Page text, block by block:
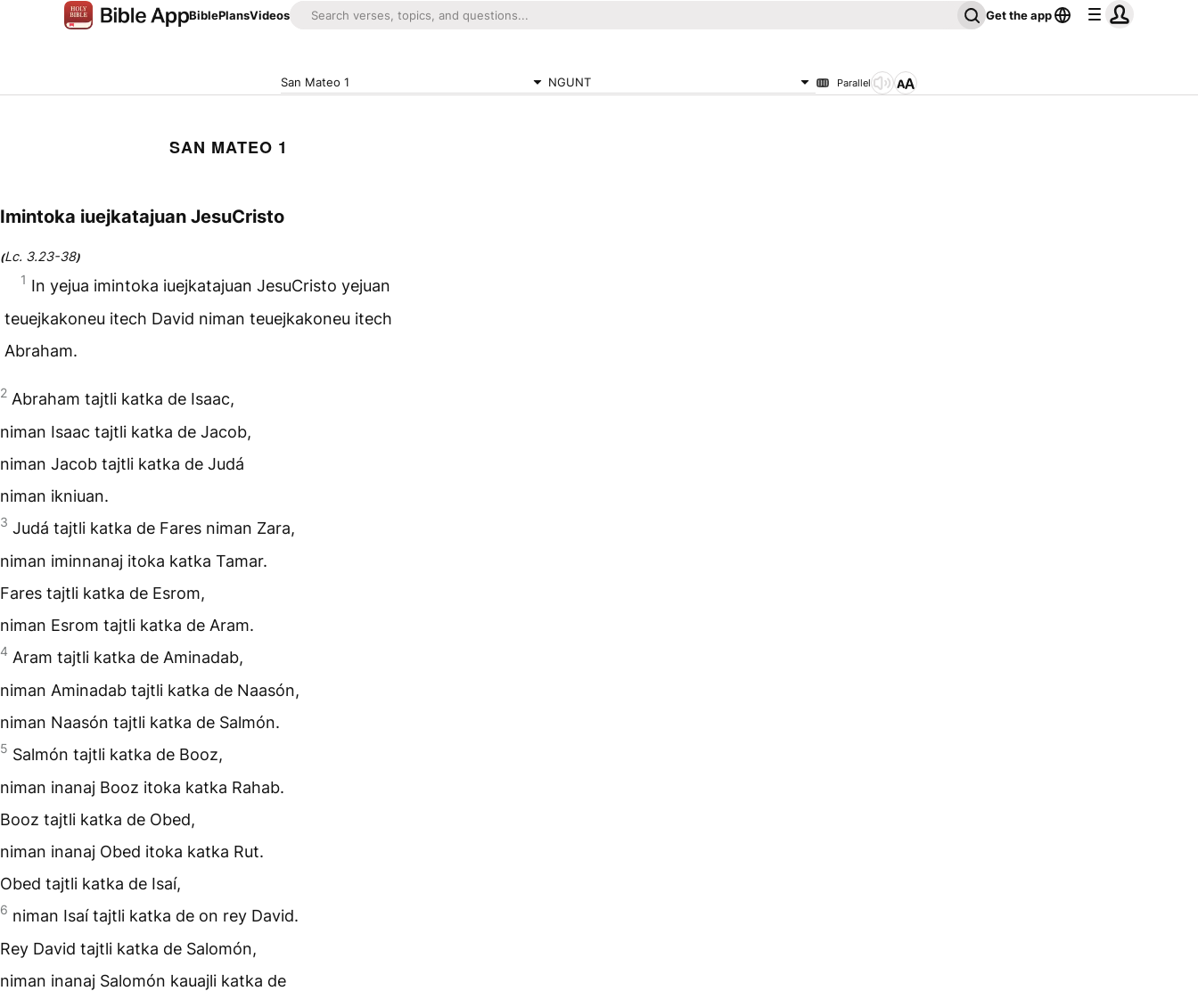
BiblePlansVideos Get the app
San Mateo 1 NGUNT Parallel
SAN MATEO 1
Imintoka iuejkatajuan JesuCristo
(Lc. 3.23-38)
1 In yejua imintoka iuejkatajuan JesuCristo yejuan
teuejkakoneu itech David niman teuejkakoneu itech
Abraham.
2 Abraham tajtli katka de Isaac,
niman Isaac tajtli katka de Jacob,
niman Jacob tajtli katka de Judá
niman ikniuan.
3 Judá tajtli katka de Fares niman Zara,
niman iminnanaj itoka katka Tamar.
Fares tajtli katka de Esrom,
niman Esrom tajtli katka de Aram.
4 Aram tajtli katka de Aminadab,
niman Aminadab tajtli katka de Naasón,
niman Naasón tajtli katka de Salmón.
5 Salmón tajtli katka de Booz,
niman inanaj Booz itoka katka Rahab.
Booz tajtli katka de Obed,
niman inanaj Obed itoka katka Rut.
Obed tajtli katka de Isaí,
6 niman Isaí tajtli katka de on rey David.
Rey David tajtli katka de Salomón,
niman inanaj Salomón kauajli katka de